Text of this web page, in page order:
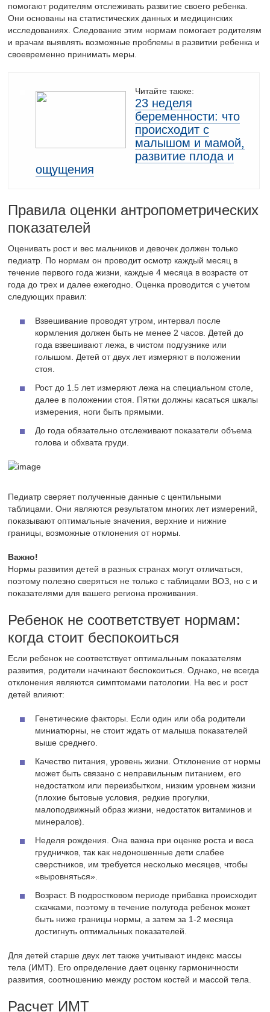
помогают родителям отслеживать развитие своего ребенка.
Они основаны на статистических данных и медицинских
исследованиях. Следование этим нормам помогает родителям
и врачам выявлять возможные проблемы в развитии ребенка и
своевременно принимать меры.
Читайте также:
23 неделя
беременности: что
происходит с
малышом и мамой,
развитие плода и
ощущения
Правила оценки антропометрических
показателей
Оценивать рост и вес мальчиков и девочек должен только
педиатр. По нормам он проводит осмотр каждый месяц в
течение первого года жизни, каждые 4 месяца в возрасте от
года до трех и далее ежегодно. Оценка проводится с учетом
следующих правил:
Взвешивание проводят утром, интервал после
кормления должен быть не менее 2 часов. Детей до
года взвешивают лежа, в чистом подгузнике или
голышом. Детей от двух лет измеряют в положении
стоя.
Рост до 1.5 лет измеряют лежа на специальном столе,
далее в положении стоя. Пятки должны касаться шкалы
измерения, ноги быть прямыми.
До года обязательно отслеживают показатели объема
голова и обхвата груди.
Педиатр сверяет полученные данные с центильными
таблицами. Они являются результатом многих лет измерений,
показывают оптимальные значения, верхние и нижние
границы, возможные отклонения от нормы.
Важно!
Нормы развития детей в разных странах могут отличаться,
поэтому полезно сверяться не только с таблицами ВОЗ, но с и
показателями для вашего региона проживания.
Ребенок не соответствует нормам:
когда стоит беспокоиться
Если ребенок не соответствует оптимальным показателям
развития, родители начинают беспокоиться. Однако, не всегда
отклонения являются симптомами патологии. На вес и рост
детей влияют:
Генетические факторы. Если один или оба родители
миниатюрны, не стоит ждать от малыша показателей
выше среднего.
Качество питания, уровень жизни. Отклонение от нормы
может быть связано с неправильным питанием, его
недостатком или переизбытком, низким уровнем жизни
(плохие бытовые условия, редкие прогулки,
малоподвижный образ жизни, недостаток витаминов и
минералов).
Неделя рождения. Она важна при оценке роста и веса
грудничков, так как недоношенные дети слабее
сверстников, им требуется несколько месяцев, чтобы
«выровняться».
Возраст. В подростковом периоде прибавка происходит
скачками, поэтому в течение полугода ребенок может
быть ниже границы нормы, а затем за 1-2 месяца
достигнуть оптимальных показателей.
Для детей старше двух лет также учитывают индекс массы
тела (ИМТ). Его определение дает оценку гармоничности
развития, соотношению между ростом костей и массой тела.
Расчет ИМТ